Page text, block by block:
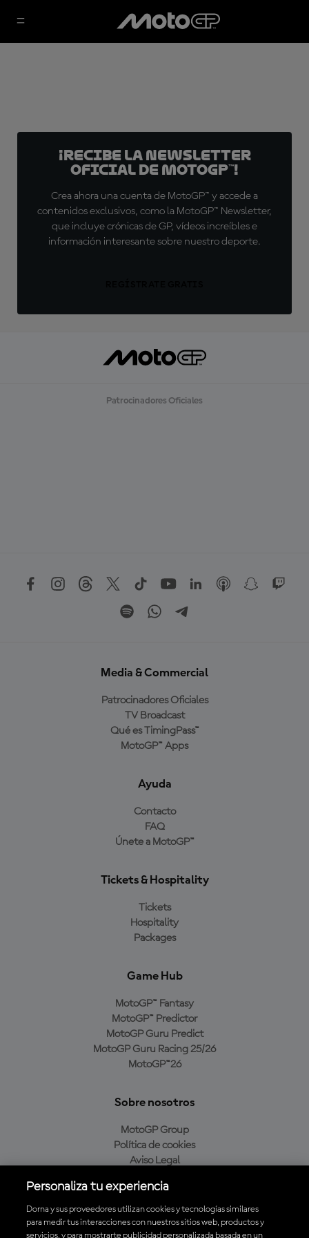
¡Recibe la Newsletter
oficial de MotoGP™!
Crea ahora una cuenta de MotoGP™ y accede a
contenidos exclusivos, como la MotoGP™ Newsletter,
que incluye crónicas de GP, vídeos increíbles e
información interesante sobre nuestro deporte.
Patrocinadores Oficiales
Media & Commercial
Patrocinadores Oficiales
TV Broadcast
Qué es TimingPass™
MotoGP™ Apps
Ayuda
Contacto
FAQ
Únete a MotoGP™
Tickets & Hospitality
Tickets
Hospitality
Packages
Game Hub
MotoGP™ Fantasy
MotoGP™ Predictor
MotoGP Guru Predict
MotoGP Guru Racing 25/26
MotoGP™26
Sobre nosotros
MotoGP Group
Política de cookies
Aviso Legal
Política de compra
Personaliza tu experiencia
Dorna y sus proveedores utilizan cookies y tecnologías similares
para medir tus interacciones con nuestros sitios web, productos y
servicios, y para mostrarte publicidad personalizada basada en un